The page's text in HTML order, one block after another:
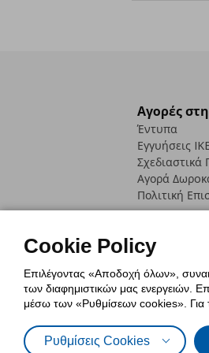
Αγορές
Έντυπα
Εγγυήσεις
Αγορά
Πολιτική
Cookie Policy
Επιλέγοντας «Αποδοχή όλων»,
των διαφημιστικών μας ενεργειών.
μέσω των «Ρυθμίσεων cookies». Για
Ρυθμίσεις Cookies